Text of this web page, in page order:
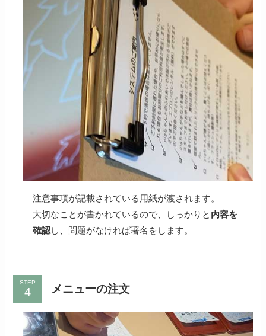
注意事項が記載されている用紙が渡されます。
大切なことが書かれているので、しっかりと 内容を
確認し、問題がなければ署名をします。
STEP
メニューの注文